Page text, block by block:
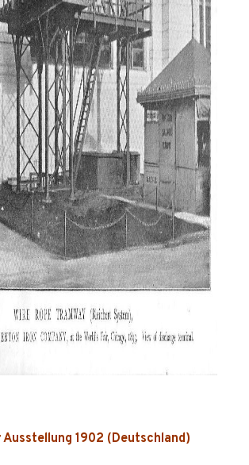
1902 (Deutschland)